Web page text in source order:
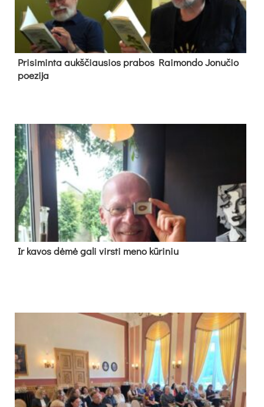
Pri­si­min­ta aukš­čiau­sios pra­bos Rai­mon­do Jo­nu­čio
poe­zi­ja
Ir ka­vos dė­mė ga­li virs­ti me­no kū­ri­niu